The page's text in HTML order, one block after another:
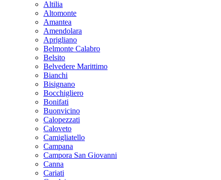
Altilia
Altomonte
Amantea
Amendolara
Aprigliano
Belmonte Calabro
Belsito
Belvedere Marittimo
Bianchi
Bisignano
Bocchigliero
Bonifati
Buonvicino
Calopezzati
Caloveto
Camigliatello
Campana
Campora San Giovanni
Canna
Cariati